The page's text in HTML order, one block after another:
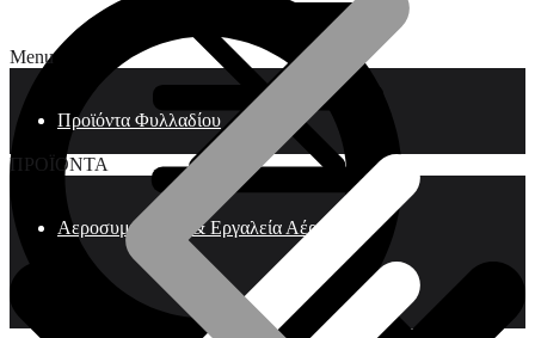
Menu
Προϊόντα Φυλλαδίου
ΠΡΟΪΟΝΤΑ
Αεροσυμπιεστές & Εργαλεία Αέρος